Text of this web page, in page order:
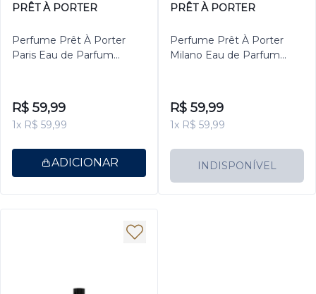
PRÊT À PORTER
Perfume Prêt À Porter
Paris Eau de Parfum
R$ 59,99
1x R$ 59,99
ADICIONAR
PRÊT À PORTER
Perfume Prêt À Porter
Milano Eau de Parfum
R$ 59,99
1x R$ 59,99
INDISPONÍVEL